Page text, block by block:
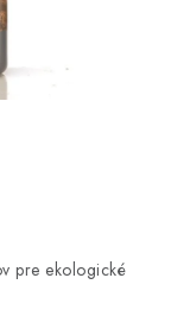
pre ekologické